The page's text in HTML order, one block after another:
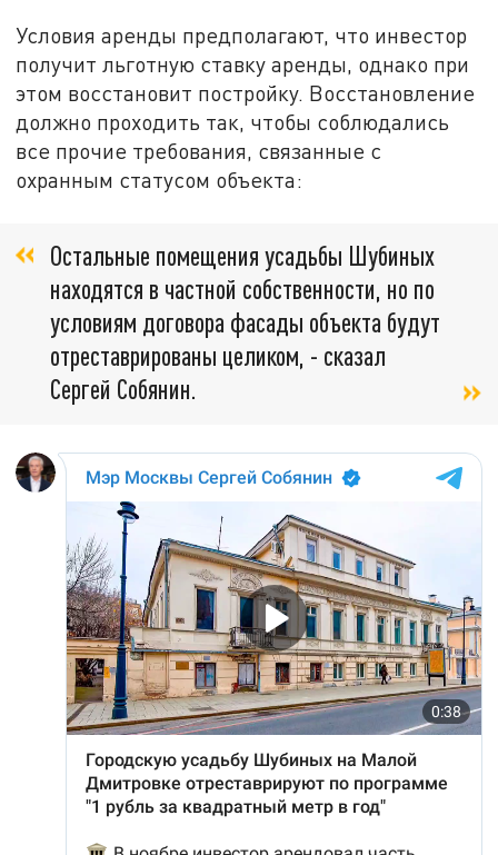
Условия аренды предполагают, что инвестор
получит льготную ставку аренды, однако при
этом восстановит постройку. Восстановление
должно проходить так, чтобы соблюдались
все прочие требования, связанные с
охранным статусом объекта:
Остальные помещения усадьбы Шубиных
находятся в частной собственности, но по
условиям договора фасады объекта будут
отреставрированы целиком, - сказал
Сергей Собянин.